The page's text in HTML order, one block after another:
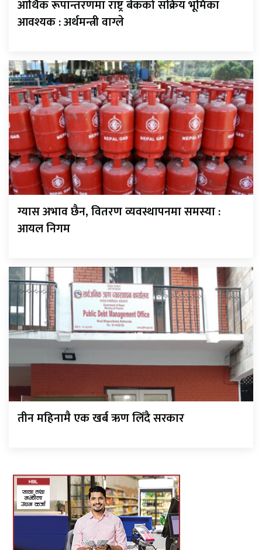
आर्थिक रूपान्तरणमा राष्ट्र बैंकको सक्रिय भूमिका
आवश्यक : अर्थमन्त्री वाग्ले
ग्यास अभाव छैन, वितरण व्यवस्थापनमा समस्या :
आयल निगम
तीन महिनामै एक खर्ब ऋण लिँदै सरकार